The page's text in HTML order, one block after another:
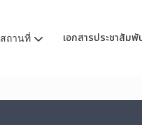
สถานที่ เอกสารประชาสัม